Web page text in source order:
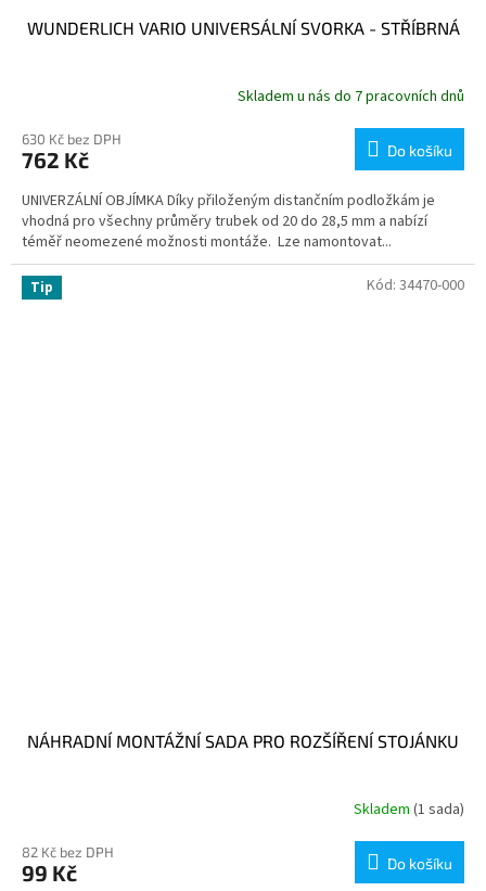
WUNDERLICH VARIO UNIVERSÁLNÍ SVORKA - STŘÍBRNÁ
Skladem u nás do 7 pracovních dnů
630 Kč bez DPH
762 Kč Do košíku
UNIVERZÁLNÍ OBJÍMKA Díky přiloženým distančním podložkám je
vhodná pro všechny průměry trubek od 20 do 28,5 mm a nabízí
téměř neomezené možnosti montáže. Lze namontovat...
Tip
NÁHRADNÍ MONTÁŽNÍ SADA PRO ROZŠÍŘENÍ STOJÁNKU
Skladem (1 sada)
82 Kč bez DPH
99 Kč Do košíku
Kód: 34470-000